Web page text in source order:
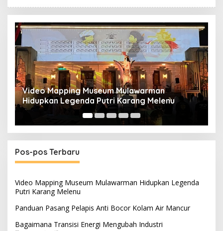
Video Mapping Museum Mulawarman
Hidupkan Legenda Putri Karang Melenu
Pos-pos Terbaru
Video Mapping Museum Mulawarman Hidupkan Legenda
Putri Karang Melenu
Panduan Pasang Pelapis Anti Bocor Kolam Air Mancur
Bagaimana Transisi Energi Mengubah Industri